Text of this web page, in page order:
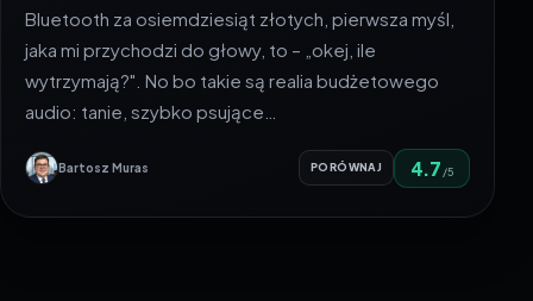
Bluetooth za osiemdziesiąt złotych, pierwsza myśl,
jaka mi przychodzi do głowy, to – „okej, ile
wytrzymają?". No bo takie są realia budżetowego
audio: tanie, szybko psujące…
Bartosz Muras PORÓWNAJ 4.7 /5